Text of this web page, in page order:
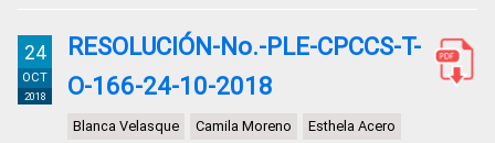
24
OCT
2018
RESOLUCIÓN-No.-PLE-CPCCS-T-
O-166-24-10-2018
Blanca Velasque Camila Moreno Esthela Acero